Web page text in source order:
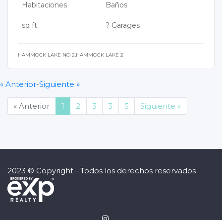
Habitaciones Baños
sq ft ? Garages
HAMMOCK LAKE NO 2,HAMMOCK LAKE 2
« Anterior-Siguiente »
« Anterior 1 (current)
2 3 3 5 Siguiente »
2023 © Copyright - Todos los derechos reservados